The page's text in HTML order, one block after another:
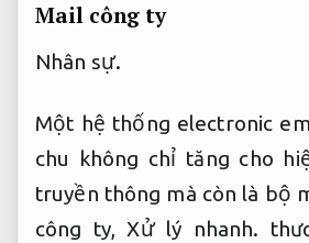
Mail công ty
Nhân sự.
Một hệ thống electronic
chu không chỉ tăng cho
truyền thông mà còn là bộ
công ty,Xử lý nhanh.